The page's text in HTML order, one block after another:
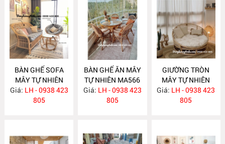
BÀN GHẾ SOFA
MÂY TỰ NHIÊN
MA568
Giá: LH - 0938 423
805
BÀN GHẾ ĂN MÂY
TỰ NHIÊN MA566
Giá: LH - 0938 423
805
GIƯỜNG TRÒN
MÂY TỰ NHIÊN
MA563
Giá: LH - 0938 423
805